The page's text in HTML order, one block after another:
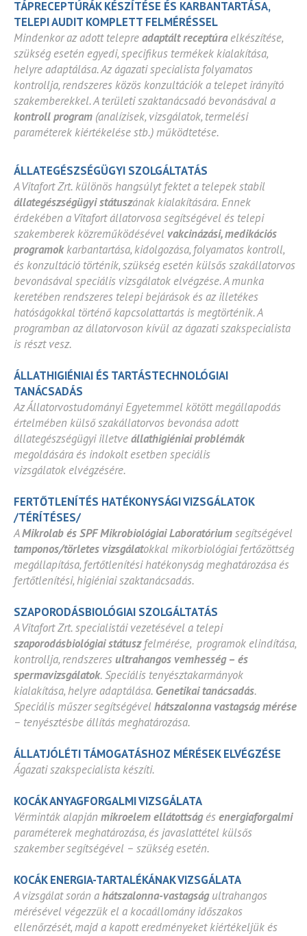
TÁPRECEPTÚRÁK KÉSZÍTÉSE ÉS KARBANTARTÁSA,
TELEPI AUDIT KOMPLETT FELMÉRÉSSEL
Mindenkor az adott telepreadaptált receptúraelkészítése,
szükség esetén egyedi, specifikus termékek kialakítása,
helyre adaptálása. Az ágazati specialista folyamatos
kontrollja, rendszeres közös konzultációk a telepet irányító
szakemberekkel. A területi szaktanácsadó bevonásával a
kontroll program (analízisek, vizsgálatok, termelési
paraméterek kiértékelése stb.) működtetése.
ÁLLATEGÉSZSÉGÜGYI SZOLGÁLTATÁS
A Vitafort Zrt. különös hangsúlyt fektet a telepek stabil
állategészségügyi státuszának kialakítására. Ennek
érdekében a Vitafort állatorvosa segítségével és telepi
szakemberek közreműködésével vakcinázási, medikációs
programokkarbantartása, kidolgozása, folyamatos kontroll,
és konzultáció történik, szükség esetén külsős szakállatorvos
bevonásával speciális vizsgálatok elvégzése. A munka
keretében rendszeres telepi bejárások és az illetékes
hatóságokkal történő kapcsolattartás is megtörténik. A
programban az állatorvoson kívül az ágazati szakspecialista
is részt vesz.
ÁLLATHIGIÉNIAI ÉS TARTÁSTECHNOLÓGIAI
TANÁCSADÁS
Az Állatorvostudományi Egyetemmel kötött megállapodás
értelmében külső szakállatorvos bevonása adott
állategészségügyi illetveállathigiéniai problémák
megoldására és indokolt esetben speciális
vizsgálatok elvégzésére.
FERTŐTLENÍTÉS HATÉKONYSÁGI VIZSGÁLATOK
/TÉRÍTÉSES/
AMikrolab és SPF Mikrobiológiai Laboratóriumsegítségével
tamponos/törletes vizsgálatokkal mikorbiológiai fertőzöttség
megállapítása, fertőtlenítési hatékonyság meghatározása és
fertőtlenítési, higiéniai szaktanácsadás.
SZAPORODÁSBIOLÓGIAI SZOLGÁLTATÁS
A Vitafort Zrt. specialistái vezetésével a telepi
szaporodásbiológiai státuszfelmérése, programok elindítása,
kontrollja, rendszeresultrahangos vemhesség – és
spermavizsgálatok. Speciális tenyésztakarmányok
kialakítása, helyre adaptálása. Genetikai tanácsadás.
Speciális műszer segítségével hátszalonna vastagság mérése
– tenyésztésbe állítás meghatározása.
ÁLLATJÓLÉTI TÁMOGATÁSHOZ MÉRÉSEK ELVÉGZÉSE
Ágazati szakspecialista készíti.
KOCÁK ANYAGFORGALMI VIZSGÁLATA
Vérminták alapján mikroelem ellátottságésenergiaforgalmi
paraméterek meghatározása, és javaslattétel külsős
szakember segítségével – szükség esetén.
KOCÁK ENERGIA-TARTALÉKÁNAK VIZSGÁLATA
A vizsgálat során ahátszalonna-vastagságultrahangos
mérésével végezzük el a kocaállomány időszakos
ellenőrzését, majd a kapott eredményeket kiértékeljük és